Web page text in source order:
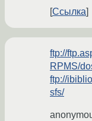
Ссылка
ftp://
RPMS/
ftp://
sfs/